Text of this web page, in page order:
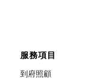
服務項目
到府照顧